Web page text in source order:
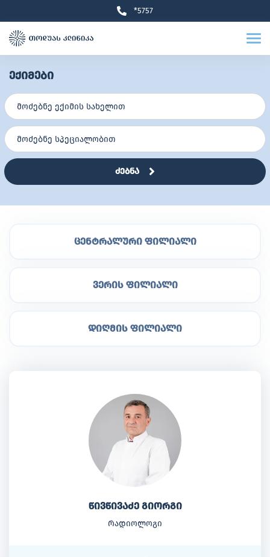
*5757
ექიმები
ძებნა
ცენტრალური ფილიალი
ვერის ფილიალი
დიღმის ფილიალი
წივწივაძე გიორგი
რადიოლოგი